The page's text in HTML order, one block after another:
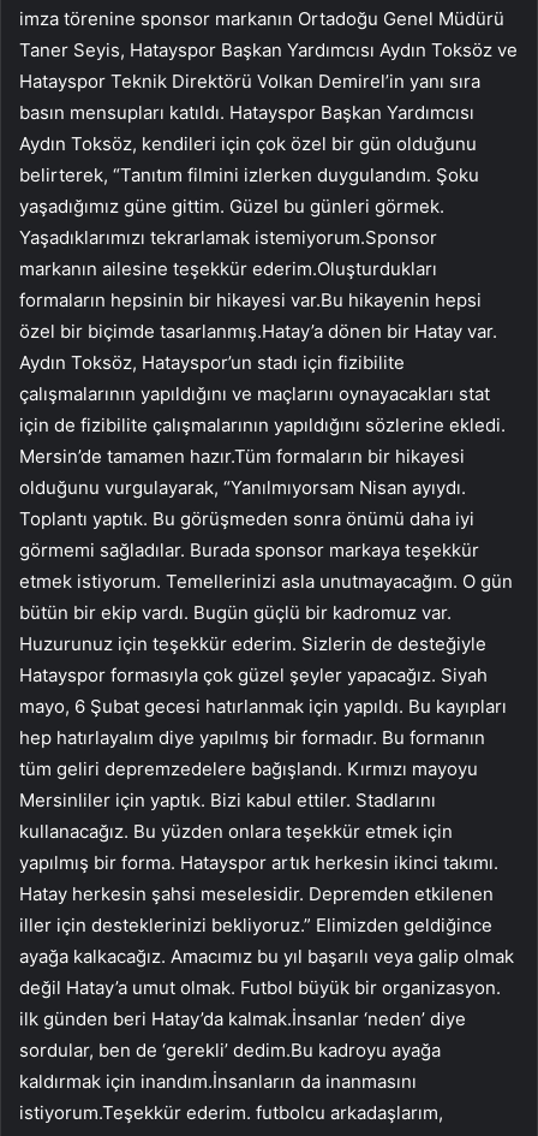
imza törenine sponsor markanın Ortadoğu Genel Müdürü
Taner Seyis, Hatayspor Başkan Yardımcısı Aydın Toksöz ve
Hatayspor Teknik Direktörü Volkan Demirel’in yanı sıra
basın mensupları katıldı. Hatayspor Başkan Yardımcısı
Aydın Toksöz, kendileri için çok özel bir gün olduğunu
belirterek, “Tanıtım filmini izlerken duygulandım. Şoku
yaşadığımız güne gittim. Güzel bu günleri görmek.
Yaşadıklarımızı tekrarlamak istemiyorum.Sponsor
markanın ailesine teşekkür ederim.Oluşturdukları
formaların hepsinin bir hikayesi var.Bu hikayenin hepsi
özel bir biçimde tasarlanmış.Hatay’a dönen bir Hatay var.
Aydın Toksöz, Hatayspor’un stadı için fizibilite
çalışmalarının yapıldığını ve maçlarını oynayacakları stat
için de fizibilite çalışmalarının yapıldığını sözlerine ekledi.
Mersin’de tamamen hazır.Tüm formaların bir hikayesi
olduğunu vurgulayarak, “Yanılmıyorsam Nisan ayıydı.
Toplantı yaptık. Bu görüşmeden sonra önümü daha iyi
görmemi sağladılar. Burada sponsor markaya teşekkür
etmek istiyorum. Temellerinizi asla unutmayacağım. O gün
bütün bir ekip vardı. Bugün güçlü bir kadromuz var.
Huzurunuz için teşekkür ederim. Sizlerin de desteğiyle
Hatayspor formasıyla çok güzel şeyler yapacağız. Siyah
mayo, 6 Şubat gecesi hatırlanmak için yapıldı. Bu kayıpları
hep hatırlayalım diye yapılmış bir formadır. Bu formanın
tüm geliri depremzedelere bağışlandı. Kırmızı mayoyu
Mersinliler için yaptık. Bizi kabul ettiler. Stadlarını
kullanacağız. Bu yüzden onlara teşekkür etmek için
yapılmış bir forma. Hatayspor artık herkesin ikinci takımı.
Hatay herkesin şahsi meselesidir. Depremden etkilenen
iller için desteklerinizi bekliyoruz.” Elimizden geldiğince
ayağa kalkacağız. Amacımız bu yıl başarılı veya galip olmak
değil Hatay’a umut olmak. Futbol büyük bir organizasyon.
ilk günden beri Hatay’da kalmak.İnsanlar ‘neden’ diye
sordular, ben de ‘gerekli’ dedim.Bu kadroyu ayağa
kaldırmak için inandım.İnsanların da inanmasını
istiyorum.Teşekkür ederim. futbolcu arkadaşlarım,